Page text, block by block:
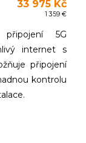
33 975 Kč
1 359 €
připojení 5G
internet s
připojení
kontrolu